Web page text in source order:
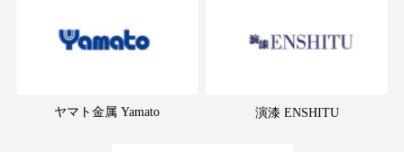
ヤマト金属 Yamato 演漆 ENSHITU